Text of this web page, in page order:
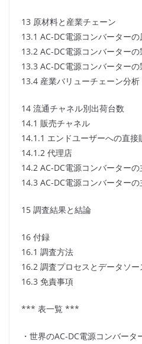
13 原材料と産業チェーン
13.1 AC-DC電源コンバーター
13.2 AC-DC電源コンバーター
13.3 AC-DC電源コンバーター
13.4 産業バリューチェーン分析
14 流通チャネル別出荷台数
14.1 販売チャネル
14.1.1 エンドユーザーへの直接
14.1.2 代理店
14.2 AC-DC電源コンバーター
14.3 AC-DC電源コンバーターの
15 調査結果と結論
16 付録
16.1 調査方法
16.2 調査プロセスとデータソー
16.3 免責事項
*** 表一覧 ***
・世界のAC-DC電源コンバー